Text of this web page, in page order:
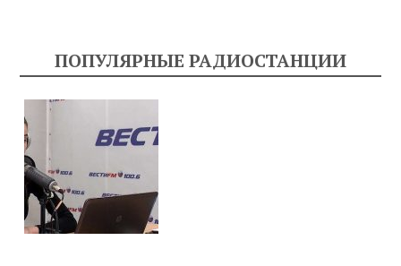
ПОПУЛЯРНЫЕ РАДИОСТАНЦИИ